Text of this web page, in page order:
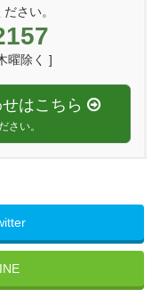
さい。
曜除く ]
はこちら
さい。